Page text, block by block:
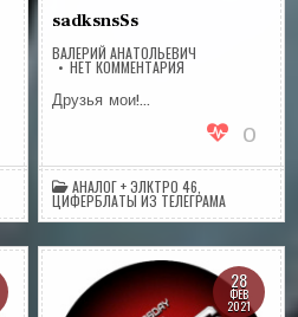
sadksnsSs
ВАЛЕРИЙ АНАТОЛЬЕВИЧ
НЕТ КОММЕНТАРИЯНА
Друзья мои!…
0
АНАЛОГ + ЭЛКТРО 46,
ЦИФЕРБЛАТЫ ИЗ ТЕЛЕГРАМА
28
ФЕВ
2021